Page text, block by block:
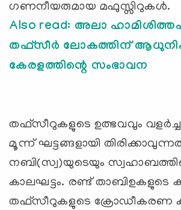
ഗണനീയരുമായ മഫുസ്സിറുകള്‍.
Also read: അലാ
തഫ്സീര്‍ ലോകത്തിന്
കേരളത്തിന്റെ സംഭാവന
തഫ്‌സീറുകളുടെ ഉത്ഭവവും
മൂന്ന്‌ ഘട്ടങ്ങളായി
നബി(സ്വ)യുടെയും
കാലഘട്ടം. രണ്ട്‌ താബിഉകളുടെ
തഫ്‌സീറുകളുടെ ക്രോഡീകരണ